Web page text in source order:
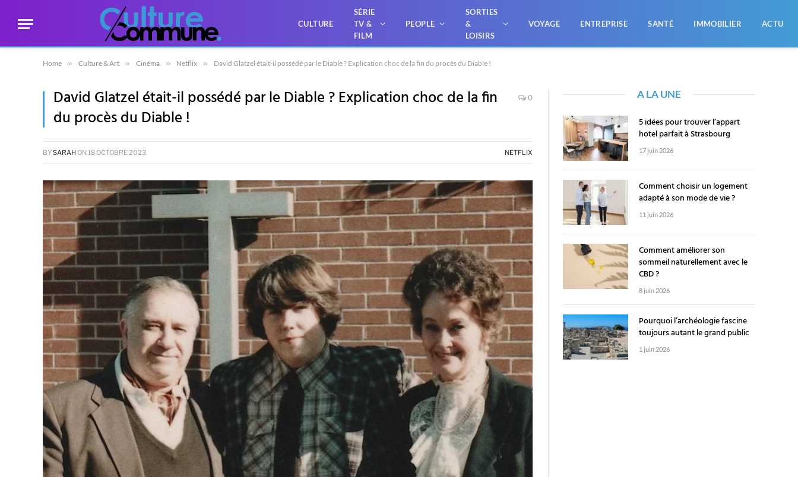
CULTURE
SÉRIE
TV &
FILM
PEOPLE
SORTIES
&
LOISIRS
VOYAGE ENTREPRISE SANTÉ IMMOBILIER ACTU
Home » Culture & Art » Cinéma » Netflix » David Glatzel était-il possédé par le Diable ? Explication choc de la fin du procès du Diable !
David Glatzel était-il possédé par le Diable ? Explication choc de la fin
du procès du Diable !
0
BYSARAH ON 18 OCTOBRE 2023 NETFLIX
A LA UNE
5 idées pour trouver l’appart
hotel parfait à Strasbourg
17 juin 2026
Comment choisir un logement
adapté à son mode de vie ?
11 juin 2026
Comment améliorer son
sommeil naturellement avec le
CBD ?
8 juin 2026
Pourquoi l’archéologie fascine
toujours autant le grand public
1 juin 2026